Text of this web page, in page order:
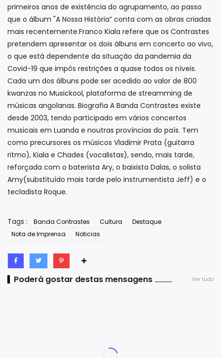
primeiros anos de existência do agrupamento, ao passo
que o álbum "A Nossa História” conta com as obras criadas
mais recentemente.Franco Kiala refere que os Contrastes
pretendem apresentar os dois álbuns em concerto ao vivo,
o que está dependente da situação da pandemia da
Covid-19 que impôs restrições a quase todos os níveis.
Cada um dos álbuns pode ser acedido ao valor de 800
kwanzas no Musickool, plataforma de streamming de
músicas angolanas. Biografia A Banda Contrastes existe
desde 2003, tendo participado em vários concertos
musicais em Luanda e noutras províncias do país. Tem
como precursores os músicos Vladimir Prata (guitarra
ritmo), Kiala e Chades (vocalistas), sendo, mais tarde,
reforçada com o baterista Ary, o baixista Dalas, o solista
Amy(substituído mais tarde pelo instrumentista Jeff) e o
tecladista Roque.
Tags : Banda Contrastes Cultura
Destaque
Nota de Imprensa
Noticias
Poderá gostar destas mensagens Ver tudo